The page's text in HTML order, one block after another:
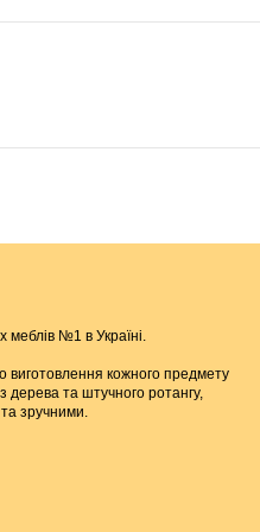
меблів №1 в Україні.
виготовлення кожного предмету
дерева та штучного ротангу,
зручними.